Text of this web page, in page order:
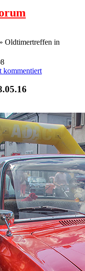
» Oldtimertreffen in
kommentiert